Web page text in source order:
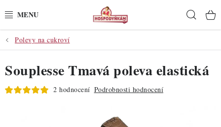
na
POTŘEBY
POMŮCKY
SUROVINY
Polevy na cukroví
Souplesse Tmavá poleva elastická
2 hodnocení Podrobnosti hodnocení